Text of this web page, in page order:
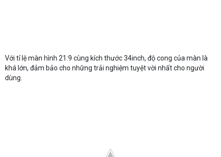
Với tỉ lệ màn hình 21:9 cùng kích thước 34inch, độ cong của màn là
khá lớn, đảm bảo cho những trải nghiệm tuyệt vời nhất cho người
dùng.